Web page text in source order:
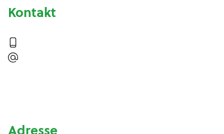
Kontakt